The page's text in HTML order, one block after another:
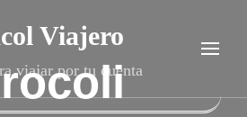
Viajero
viajar por tu cuenta